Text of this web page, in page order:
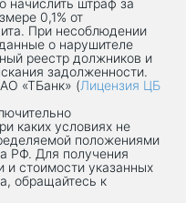
начислить штраф за
0,1% от
При несоблюдении
о нарушителе
реестр должников и
задолженности.
«ТБанк» (Лицензия ЦБ
каких условиях не
положениями
РФ. Для получения
и стоимости указанных
обращайтесь к